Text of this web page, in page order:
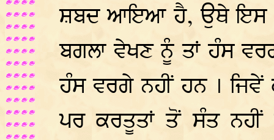
ਸ਼ਬਦ ਆਇਆ ਹੈ, ਉਥੇ ਇਸ
ਬਗਲਾ ਵੇਖਣ ਨੂੰ ਤਾਂ ਹੰਸ
ਹੰਸ ਵਰਗੇ ਨਹੀਂ ਹਨ ।
ਪਰ ਕਰਤੂਤਾਂ ਤੋਂ ਸੰਤ ਨਹੀਂ